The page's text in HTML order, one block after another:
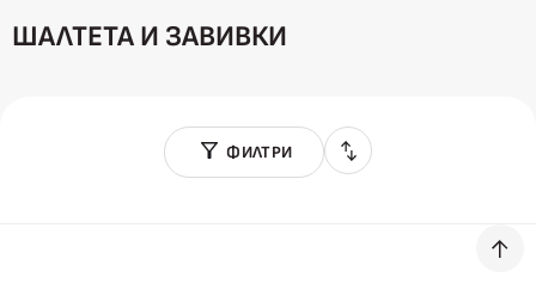
ШАЛТЕТА И ЗАВИВКИ
ФИЛТРИ